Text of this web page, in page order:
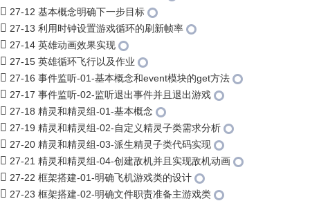
27-12 基本概念明确下一步目标
27-13 利用时钟设置游戏循环的刷新帧率
27-14 英雄动画效果实现
27-15 英雄循环飞行以及作业
27-16 事件监听-01-基本概念和event模块的get方法
27-17 事件监听-02-监听退出事件并且退出游戏
27-18 精灵和精灵组-01-基本概念
27-19 精灵和精灵组-02-自定义精灵子类需求分析
27-20 精灵和精灵组-03-派生精灵子类代码实现
27-21 精灵和精灵组-04-创建敌机并且实现敌机动画
27-22 框架搭建-01-明确飞机游戏类的设计
27-23 框架搭建-02-明确文件职责准备主游戏类